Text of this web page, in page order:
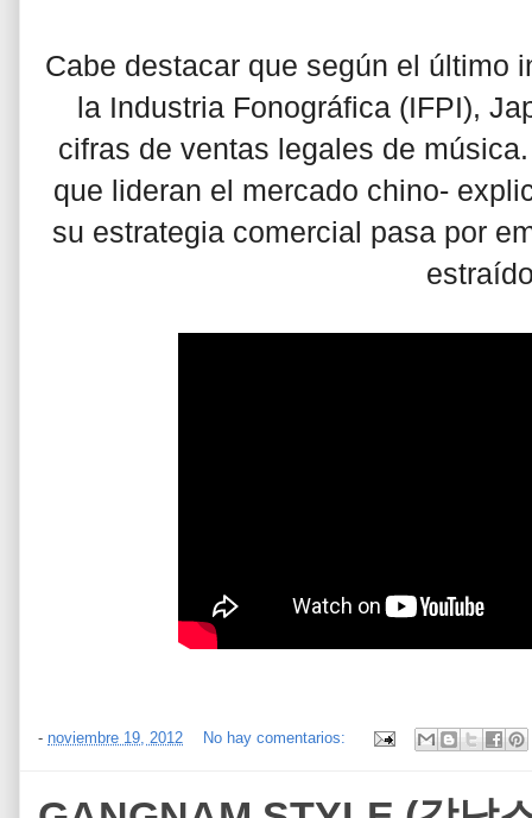
Cabe destacar que según el último
la Industria Fonográfica (IFPI),
cifras de ventas legales de
que lideran el mercado chino-
su estrategia comercial pasa por
- noviembre 19, 2012 No hay comentarios: